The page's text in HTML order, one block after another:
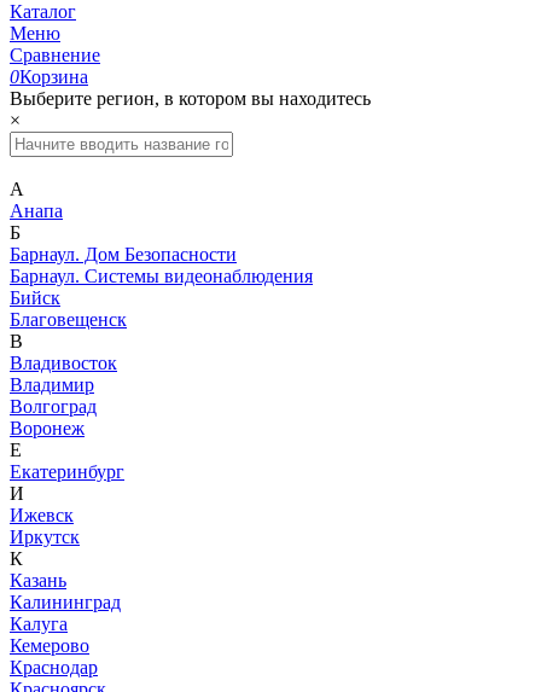
Каталог
Меню
Сравнение
0Корзина
Выберите регион, в котором вы находитесь
×
А
Анапа
Б
Барнаул. Дом Безопасности
Барнаул. Системы видеонаблюдения
Бийск
Благовещенск
В
Владивосток
Владимир
Волгоград
Воронеж
Е
Екатеринбург
И
Ижевск
Иркутск
К
Казань
Калининград
Калуга
Кемерово
Краснодар